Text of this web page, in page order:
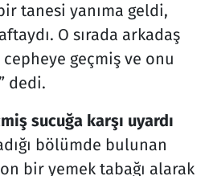
tanesi yanıma geldi,
O sırada arkadaş
cepheye geçmiş ve onu
dedi.
sucuğa karşı uyardı
bölümde bulunan
bir yemek tabağı alarak